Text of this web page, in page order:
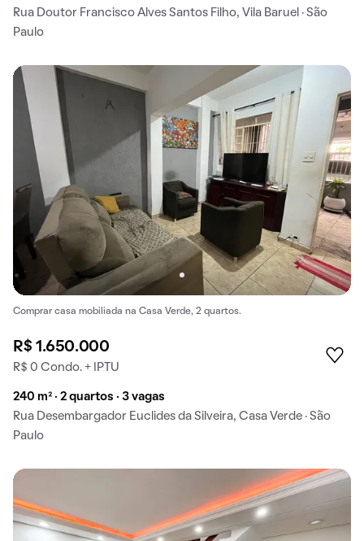
Rua Doutor Francisco Alves Santos Filho, Vila Baruel · São
Paulo
Comprar casa mobiliada na Casa Verde, 2 quartos.
R$ 1.650.000
R$ 0 Condo. + IPTU
240 m² · 2 quartos · 3 vagas
Rua Desembargador Euclides da Silveira, Casa Verde · São
Paulo